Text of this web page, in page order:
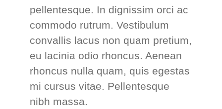
pellentesque. In dignissim orci ac
commodo rutrum. Vestibulum
convallis lacus non quam pretium,
eu lacinia odio rhoncus. Aenean
rhoncus nulla quam, quis egestas
mi cursus vitae. Pellentesque
nibh massa.